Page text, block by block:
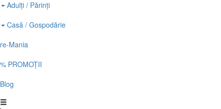
Adulți / Părinți
Casă / Gospodărie
re-Mania
% PROMOȚII
Blog